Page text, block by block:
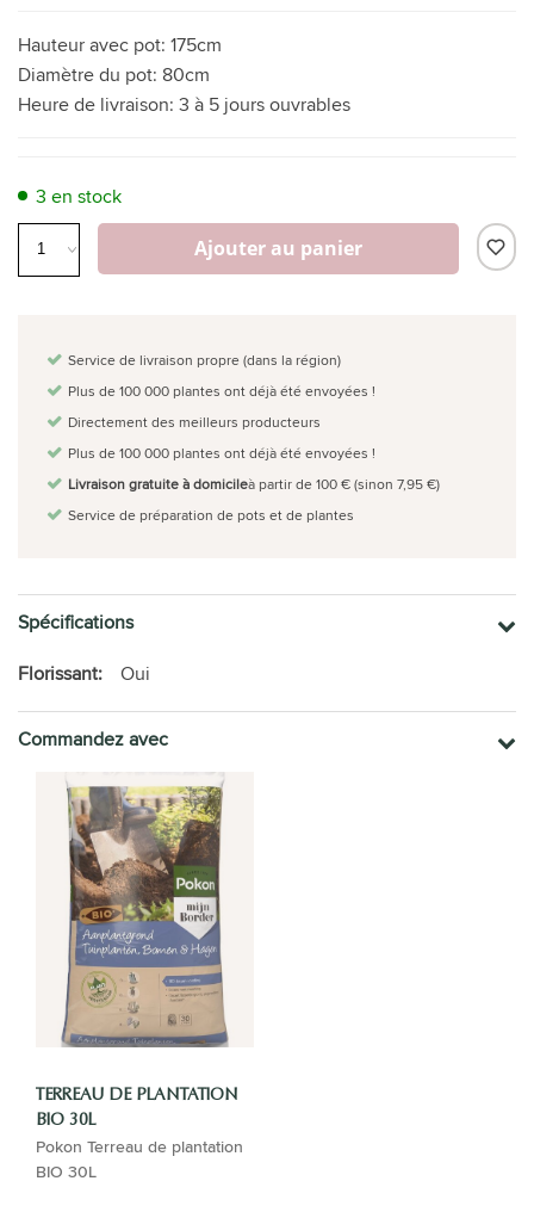
Hauteur avec pot: 175cm
Diamètre du pot: 80cm
Heure de livraison: 3 à 5 jours ouvrables
3 en stock
Ajouter au panier
Service de livraison propre (dans la région)
Plus de 100 000 plantes ont déjà été envoyées !
Directement des meilleurs producteurs
Plus de 100 000 plantes ont déjà été envoyées !
Livraison gratuite à domicileà partir de 100 € (sinon 7,95 €)
Service de préparation de pots et de plantes
Spécifications
Florissant:
Oui
Commandez avec
TERREAU DE PLANTATION
BIO 30L
Pokon Terreau de plantation
BIO 30L